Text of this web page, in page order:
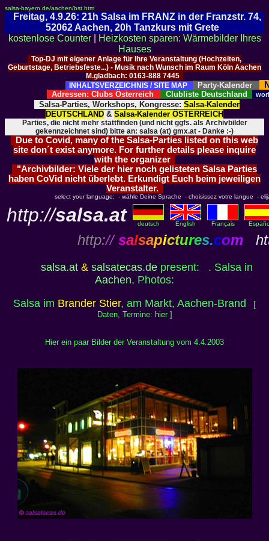
salsa-bayern.de/aachen/bst.htm
Freitag, 4.9.26: 21h Salsa im FRANZ in der Franzstr. 74,
52062 Aachen, 20h Tanzkurs mit Grete
kostenlose Counter|
Heizkosten sparen: Wärmebilder Ihres
Hauses
Top-DJ mit eigener Anlage für Ihre Veranstaltung (Hochzeiten,
Geburtstage, Betriebsfeste...) - Musik nach Wunsch im Raum Köln Aachen
M.gladbach: 0163-888 7445
INHALTSVERZEICHNIS / SITE MAP
Party-Kalender
Adressen: Clubs Österreich Clubliste Deutschland
Salsa-Parties, Workshops, Kongresse: Salsa-Kalender
DEUTSCHLAND & Salsa-Kalender ÖSTERREICH
Parties, die nicht mehr stattfinden (und nicht ggfs. als Archivbilder
gekennzeichnet sind) bitte an: salsa (at) gmx.at - Danke :-)
Due to Covid, many of the Salsa-Parties listed on this web
site don´t exist anymore. For further details please inquire
with the organizer
"Archivbilder: Viele der hier noch gelisteten Salsa Parties
haben CoVid nicht überlebt. Erkundigt Euch beim jeweiligen
Veranstalter.
select your language: - wähle Deine Sprache - choisissez votre langue -
http://salsa.at deutsch English Français
http:// salsapictures.com
salsa.at& salsatecas.depresent: . Salsa in
Aachen, Photos:
Salsa im Brander Stier, am Markt, Aachen-Brand
[
Daten, Termine: hier]
Hier ein paar Bilder der Veranstaltung vom 4.4.2003